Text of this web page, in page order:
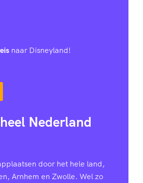
naar Disneyland!
Nederland
door het hele land,
Arnhem en Zwolle. Wel zo